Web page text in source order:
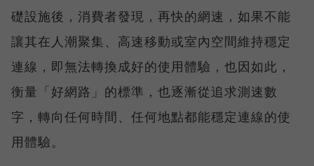
礎設施後，消費者發現，再快的網速，如果不能
讓其在人潮聚集、高速移動或室內空間維持穩定
連線，即無法轉換成好的使用體驗，也因如此，
衡量「好網路」的標準，也逐漸從追求測速數
字，轉向任何時間、任何地點都能穩定連線的使
用體驗。